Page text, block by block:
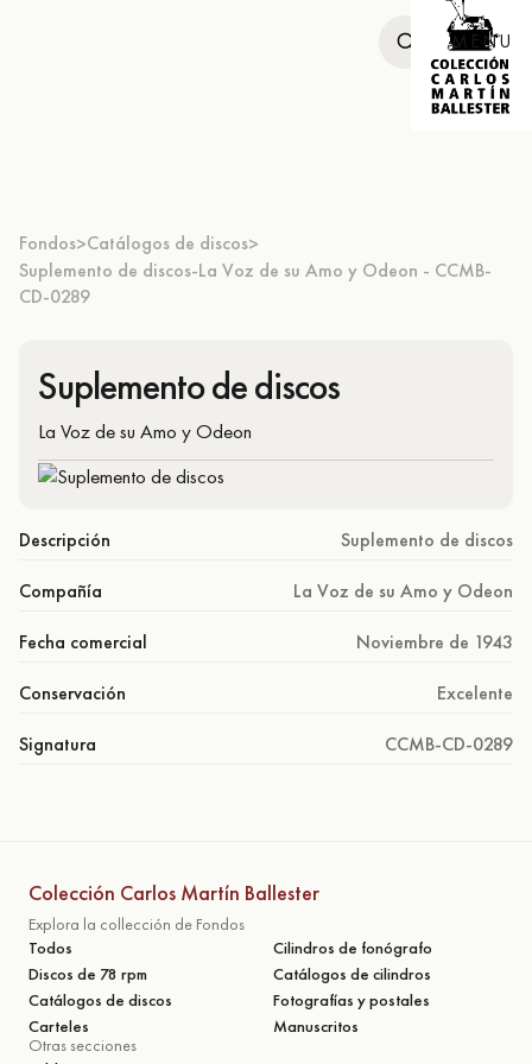
MENU
Fondos>Catálogos de discos>
Suplemento de discos-La Voz de su Amo y Odeon - CCMB-
CD-0289
Suplemento de discos
La Voz de su Amo y Odeon
Descripción Suplemento de discos
Compañía La Voz de su Amo y Odeon
Fecha comercial Noviembre de 1943
Conservación Excelente
Signatura CCMB-CD-0289
Colección Carlos Martín Ballester
Explora la collección de Fondos
Todos
Cilindros de fonógrafo
Discos de 78 rpm
Catálogos de cilindros
Catálogos de discos
Fotografías y postales
Carteles
Manuscritos
Otras secciones